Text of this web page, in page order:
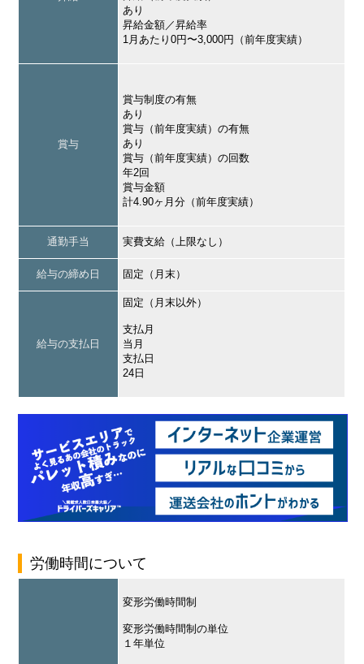
あり
昇給金額／昇給率
1月あたり0円〜3,000円（前年度実績）
賞与
賞与制度の有無
あり
賞与（前年度実績）の有無
あり
賞与（前年度実績）の回数
年2回
賞与金額
計4.90ヶ月分（前年度実績）
通勤手当 実費支給（上限なし）
給与の締め日 固定（月末）
給与の支払日
固定（月末以外）
支払月
当月
支払日
24日
労働時間について
変形労働時間制
変形労働時間制の単位
１年単位